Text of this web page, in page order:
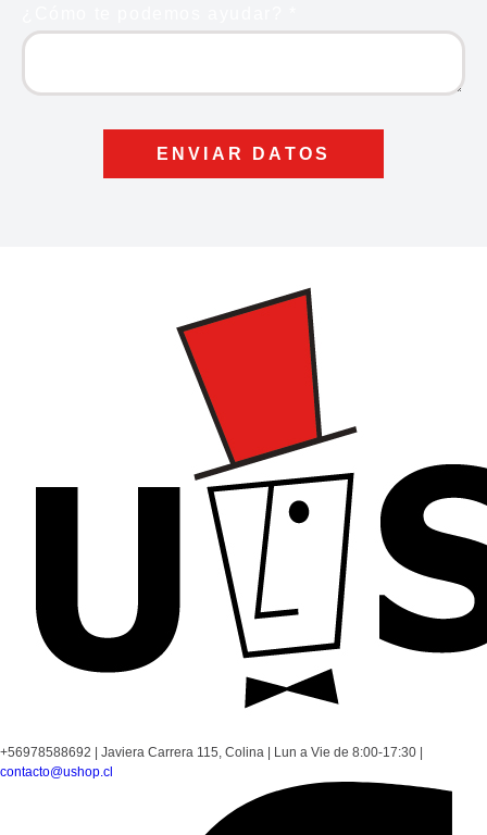
+56978588692 | Javiera Carrera 115, Colina | Lun a Vie de 8:00-17:30 |
contacto@ushop.cl